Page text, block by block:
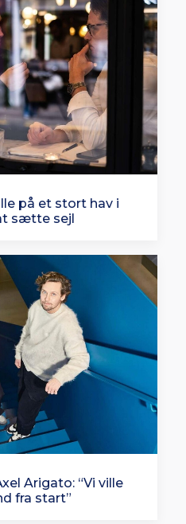
på et stort hav i
sætte sejl
Arigato: “Vi ville
fra start”